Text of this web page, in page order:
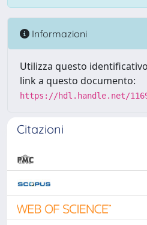
Informazioni
Utilizza questo
link a questo documento:
https://hdl.handle.net/
Citazioni